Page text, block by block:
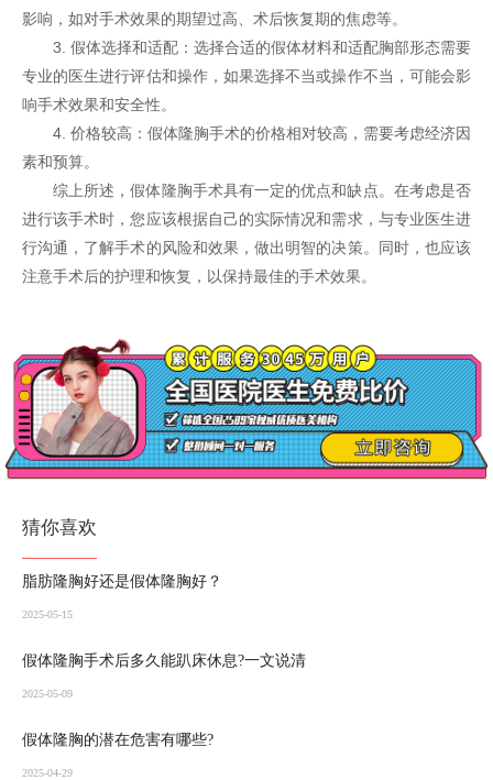
影响，如对手术效果的期望过高、术后恢复期的焦虑等。
3. 假体选择和适配：选择合适的假体材料和适配胸部形态需要
专业的医生进行评估和操作，如果选择不当或操作不当，可能会影
响手术效果和安全性。
4. 价格较高：假体隆胸手术的价格相对较高，需要考虑经济因
素和预算。
综上所述，假体隆胸手术具有一定的优点和缺点。在考虑是否
进行该手术时，您应该根据自己的实际情况和需求，与专业医生进
行沟通，了解手术的风险和效果，做出明智的决策。同时，也应该
注意手术后的护理和恢复，以保持最佳的手术效果。
猜你喜欢
脂肪隆胸好还是假体隆胸好？
2025-05-15
假体隆胸手术后多久能趴床休息?一文说清
2025-05-09
假体隆胸的潜在危害有哪些?
2025-04-29